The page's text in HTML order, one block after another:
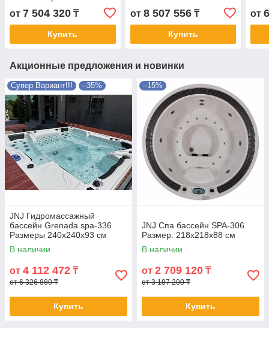
от 7 504 320 ₸
Купить
от 8 507 556₸
Купить
от
Акционные предложения и новинки
Супер Вариант!!! –35%
JNJ Гидромассажный
бассейн Grenada spa-336
Размеры 240x240x93 см
В наличии
от 4 112 472 ₸
от 6 326 880 ₸
Купить
–15%
JNJ Спа бассейн SPA-306
Размер: 218x218x88 см
В наличии
от 2 709 120 ₸
от 3 187 200 ₸
Купить